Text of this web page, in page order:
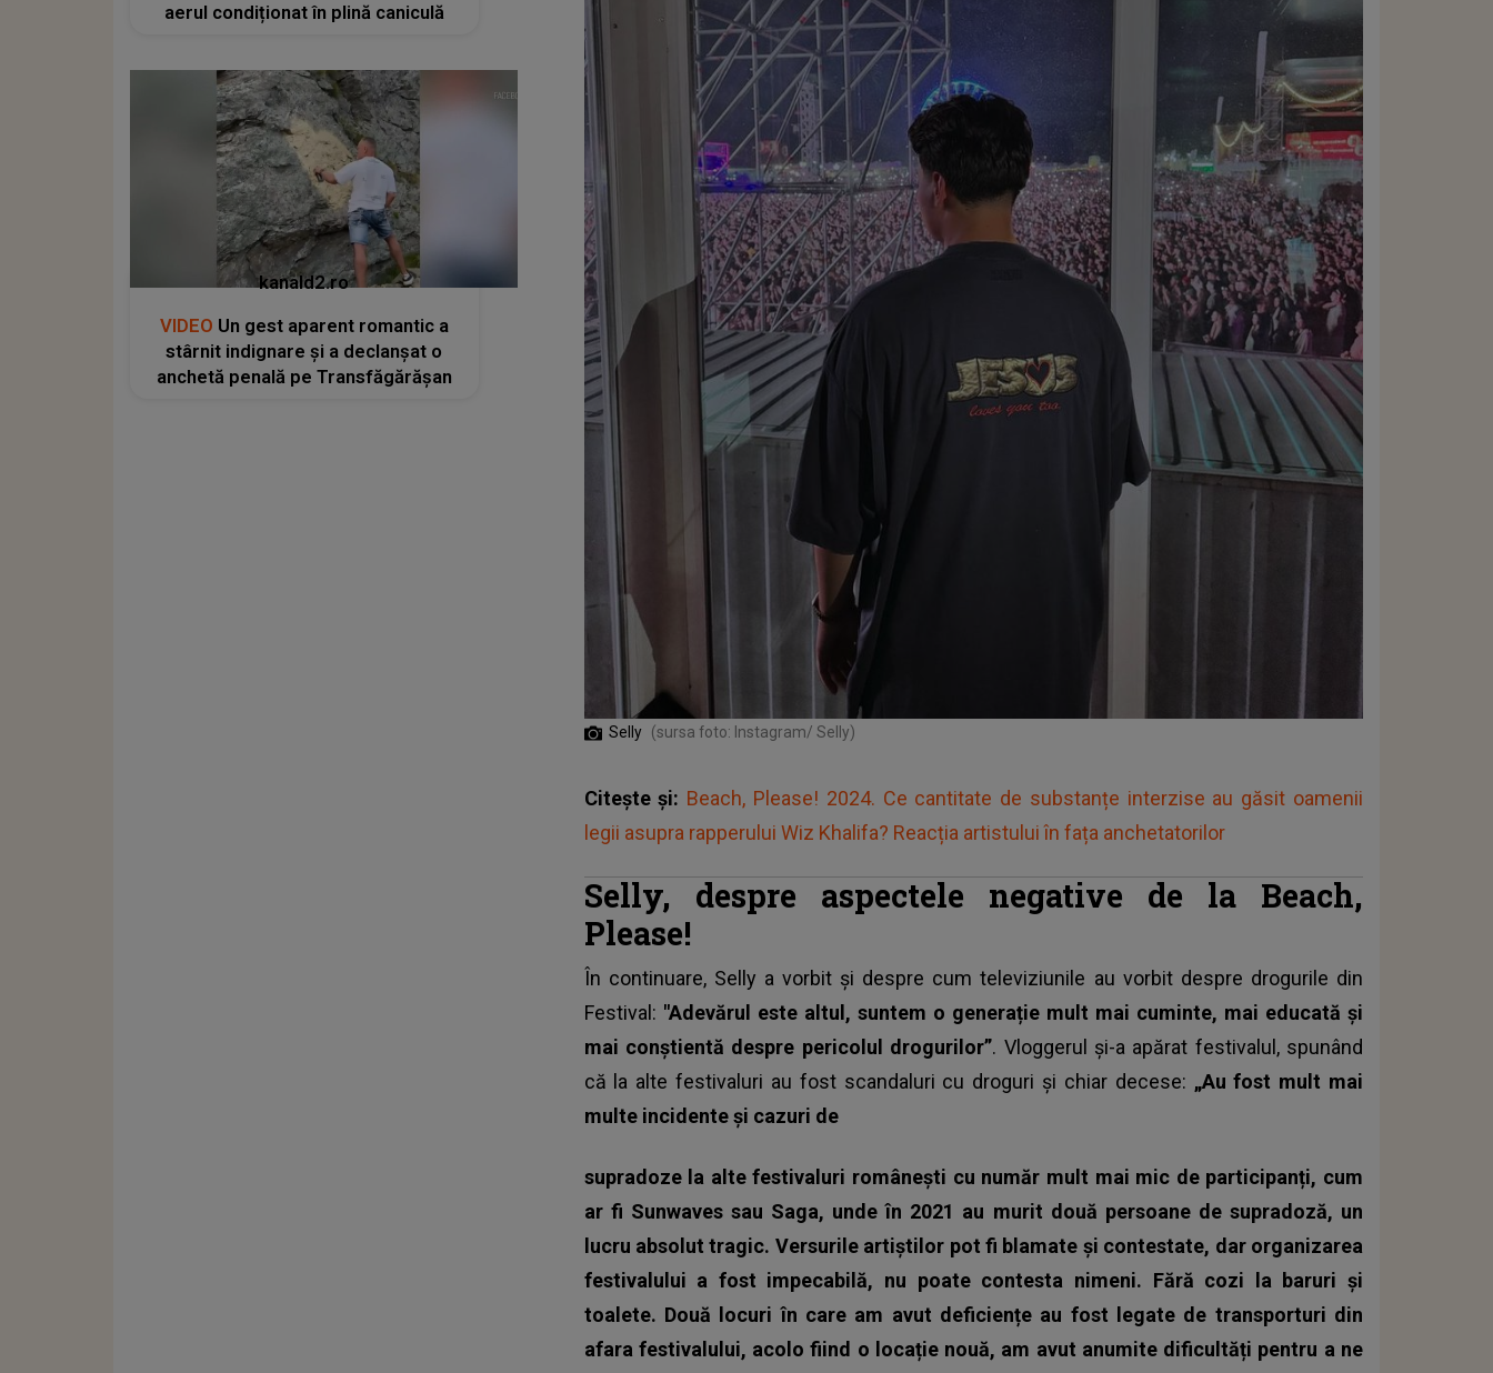
Selly (sursa foto: Instagram/ Selly)
Citește și: Beach, Please! 2024. Ce cantitate de substanțe interzise au găsit oamenii
legii asupra rapperului Wiz Khalifa? Reacția artistului în fața anchetatorilor
Selly, despre aspectele negative de la Beach,
Please!
În continuare, Selly a vorbit și despre cum televiziunile au vorbit despre drogurile din
Festival: "Adevărul este altul, suntem o generație mult mai cuminte, mai educată și
mai conștientă despre pericolul drogurilor”. Vloggerul și-a apărat festivalul, spunând
că la alte festivaluri au fost scandaluri cu droguri și chiar decese: „Au fost mult mai
multe incidente și cazuri de
supradoze la alte festivaluri românești cu număr mult mai mic de participanți, cum
ar fi Sunwaves sau Saga, unde în 2021 au murit două persoane de supradoză, un
lucru absolut tragic. Versurile artiștilor pot fi blamate și contestate, dar organizarea
festivalului a fost impecabilă, nu poate contesta nimeni. Fără cozi la baruri și
toalete. Două locuri în care am avut deficiențe au fost legate de transporturi din
afara festivalului, acolo fiind o locație nouă, am avut anumite dificultăți pentru a ne
aerul condiționat în plină caniculă
kanald2.ro
VIDEO Un gest aparent romantic a
stârnit indignare și a declanșat o
anchetă penală pe Transfăgărășan